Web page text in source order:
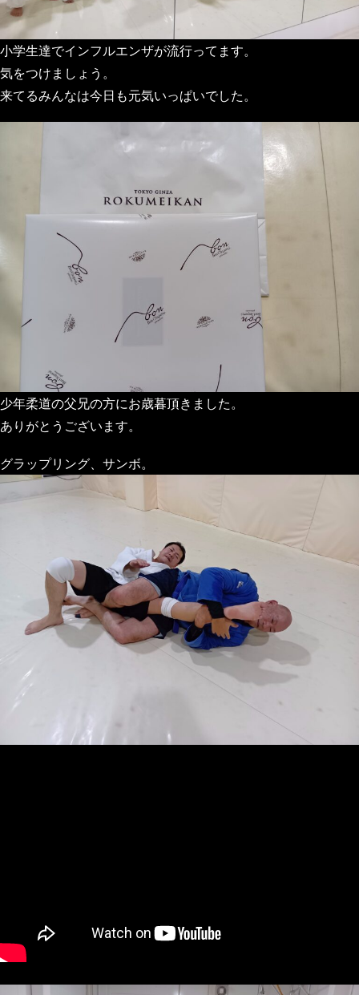
小学生達でインフルエンザが流行ってます。
気をつけましょう。
来てるみんなは今日も元気いっぱいでした。
少年柔道の父兄の方にお歳暮頂きました。
ありがとうございます。
グラップリング、サンボ。